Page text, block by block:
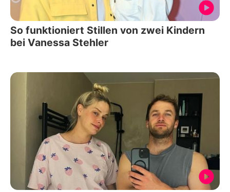
So funktioniert Stillen von zwei Kindern
bei Vanessa Stehler